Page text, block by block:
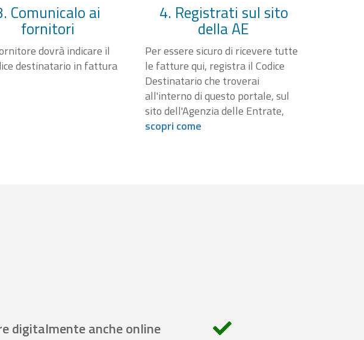
Comunicalo ai
fornitori
dovrà indicare il
destinatario in fattura
4. Registrati sul sito
della AE
Per essere sicuro di ricevere tutte
le fatture qui, registra il Codice
Destinatario che troverai
all'interno di questo portale, sul
sito dell'Agenzia delle Entrate,
scopri come
digitalmente anche online